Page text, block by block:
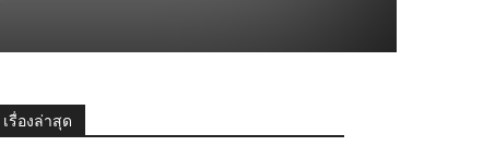
เรื่องล่าสุด